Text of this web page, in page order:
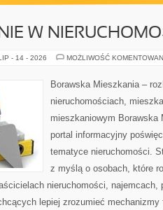
W
- 14 - 2026 MOŻLIWOŚĆ
Borawska Mieszkania –
nieruchomościach,
mieszkaniowym Borawska
portal informacyjny
tematyce nieruchomości.
z myślą o osobach, które
nieruchomości, najemcach,
lepiej zrozumieć mechanizmy